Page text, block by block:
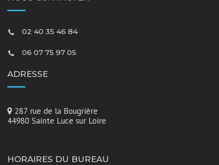
02 40 35 46 84
06 07 75 97 05
ADRESSE
287 rue de la Bougrière
44980 Sainte Luce sur Loire
HORAIRES DU BUREAU